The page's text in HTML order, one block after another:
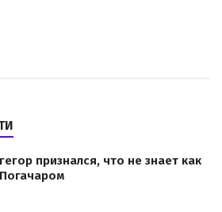
признался, что не знает как